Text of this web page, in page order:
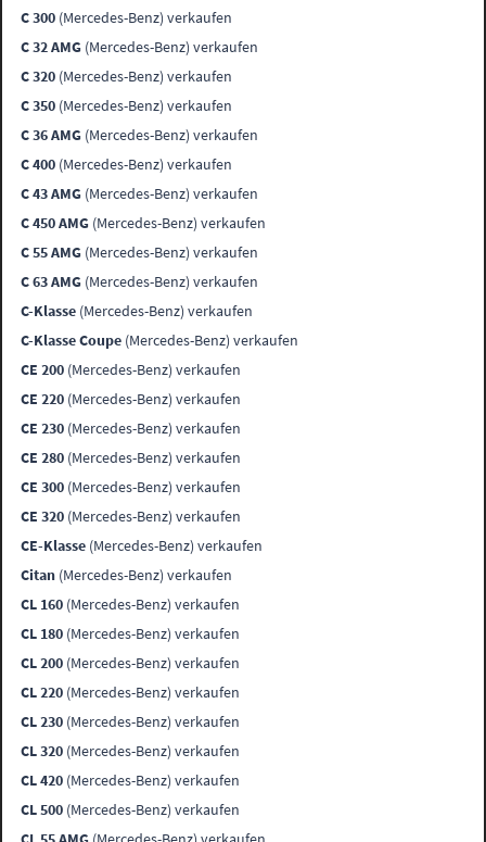
C 300 (Mercedes-Benz) verkaufen
C 32 AMG (Mercedes-Benz) verkaufen
C 320 (Mercedes-Benz) verkaufen
C 350 (Mercedes-Benz) verkaufen
C 36 AMG (Mercedes-Benz) verkaufen
C 400 (Mercedes-Benz) verkaufen
C 43 AMG (Mercedes-Benz) verkaufen
C 450 AMG (Mercedes-Benz) verkaufen
C 55 AMG (Mercedes-Benz) verkaufen
C 63 AMG (Mercedes-Benz) verkaufen
C-Klasse (Mercedes-Benz) verkaufen
C-Klasse Coupe (Mercedes-Benz) verkaufen
CE 200 (Mercedes-Benz) verkaufen
CE 220 (Mercedes-Benz) verkaufen
CE 230 (Mercedes-Benz) verkaufen
CE 280 (Mercedes-Benz) verkaufen
CE 300 (Mercedes-Benz) verkaufen
CE 320 (Mercedes-Benz) verkaufen
CE-Klasse (Mercedes-Benz) verkaufen
Citan (Mercedes-Benz) verkaufen
CL 160 (Mercedes-Benz) verkaufen
CL 180 (Mercedes-Benz) verkaufen
CL 200 (Mercedes-Benz) verkaufen
CL 220 (Mercedes-Benz) verkaufen
CL 230 (Mercedes-Benz) verkaufen
CL 320 (Mercedes-Benz) verkaufen
CL 420 (Mercedes-Benz) verkaufen
CL 500 (Mercedes-Benz) verkaufen